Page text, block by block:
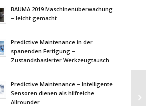
BAUMA 2019 Maschinenüberwachung
– leicht gemacht
-
Predictive Maintenance in der
spanenden Fertigung –
Zustandsbasierter Werkzeugtausch
-
Predictive Maintenance – Intelligente
Sensoren dienen als hilfreiche
Allrounder